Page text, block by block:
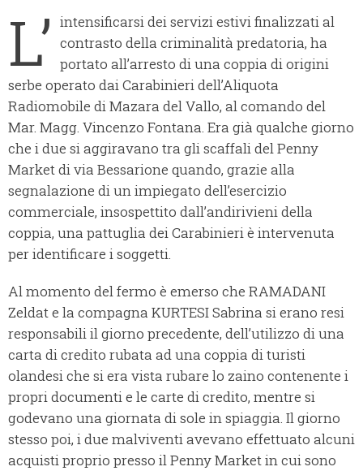
L’ intensificarsi dei servizi estivi finalizzati al
contrasto della criminalità predatoria, ha
portato all’arresto di una coppia di origini
serbe operato dai Carabinieri dell’Aliquota
Radiomobile di Mazara del Vallo, al comando del
Mar. Magg. Vincenzo Fontana. Era già qualche giorno
che i due si aggiravano tra gli scaffali del Penny
Market di via Bessarione quando, grazie alla
segnalazione di un impiegato dell’esercizio
commerciale, insospettito dall’andirivieni della
coppia, una pattuglia dei Carabinieri è intervenuta
per identificare i soggetti.
Al momento del fermo è emerso che RAMADANI
Zeldat e la compagna KURTESI Sabrina si erano resi
responsabili il giorno precedente, dell’utilizzo di una
carta di credito rubata ad una coppia di turisti
olandesi che si era vista rubare lo zaino contenente i
propri documenti e le carte di credito, mentre si
godevano una giornata di sole in spiaggia. Il giorno
stesso poi, i due malviventi avevano effettuato alcuni
acquisti proprio presso il Penny Market in cui sono